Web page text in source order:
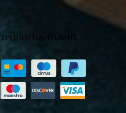
ΤΡΟΠΟΙ ΠΛΗΡΩΜΗΣ